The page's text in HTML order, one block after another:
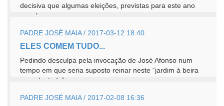
decisiva que algumas eleições, previstas para este ano
em alguns...
PADRE JOSÉ MAIA / 2017-03-12 18:40
ELES COMEM TUDO...
Pedindo desculpa pela invocação de José Afonso num
tempo em que seria suposto reinar neste “jardim à beira
mar plantado”...
PADRE JOSÉ MAIA / 2017-02-08 16:36